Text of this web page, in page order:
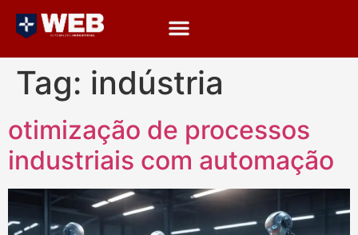
Tag: indústria
otimização de processos
industriais com automação